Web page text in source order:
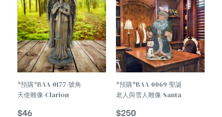
*預購*BAA-0177-號角
天使雕像-Clarion
$46
*預購*BAA-0069-聖誕
老人與雪人雕像-Santa
$250